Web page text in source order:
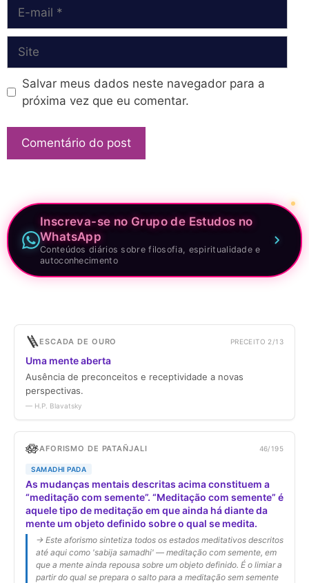
mail
Salvar meus dados neste navegador para a
próxima vez que eu comentar.
Inscreva-se no Grupo de Estudos no
WhatsApp
Conteúdos diários sobre filosofia, espiritualidade e
autoconhecimento